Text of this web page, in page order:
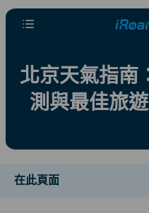
北京天氣指南
測與最佳旅
在此頁面